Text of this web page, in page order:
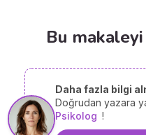
Bu
Daha fazla bilgi
Doğrudan yazara
Psikolog !